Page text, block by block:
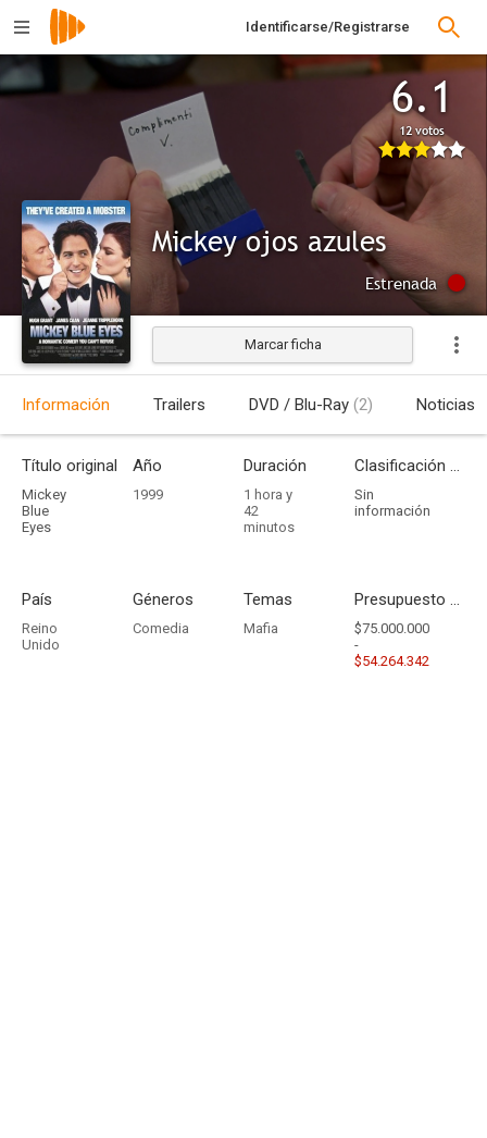
Identificarse/Registrarse
6.1
12 votos
Mickey ojos azules
Estrenada
Marcar ficha
Información Trailers DVD / Blu-Ray (2) Noticias
Título original
Mickey
Blue
Eyes
Año
1999
Duración
1 hora y
42
minutos
Clasificación por edades
Sin
información
País
Reino
Unido
Géneros
Comedia
Temas
Mafia
Presupuesto - Ingresos
$75.000.000
-
$54.264.342